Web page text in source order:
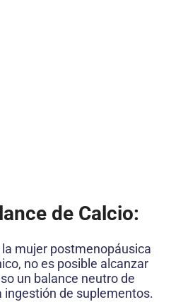
de Calcio:
mujer postmenopáusica
no es posible alcanzar
un balance neutro de
de suplementos.